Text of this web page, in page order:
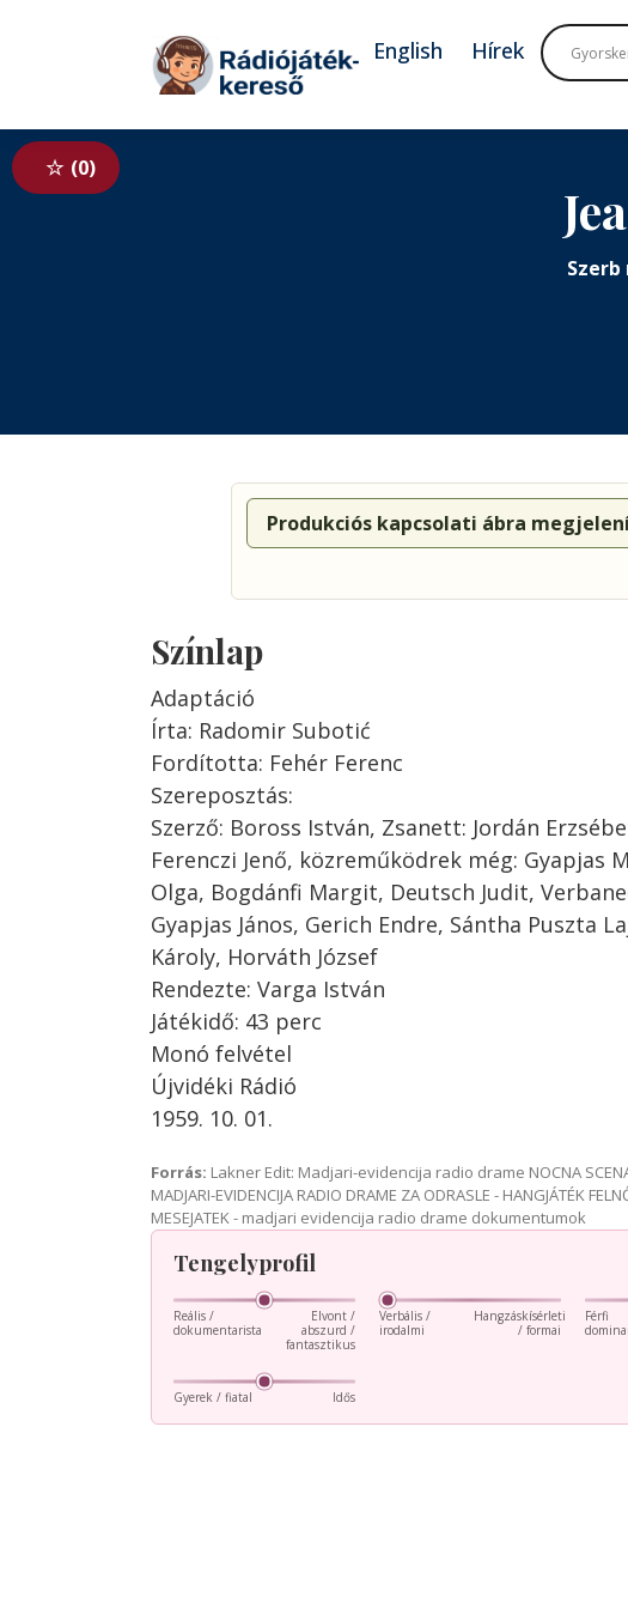
Tovább a tartalomhoz
English Hírek
0
Produkciós kapcsolati ábra
Színlap
Adaptáció
Írta: Radomir Subotić
Fordította: Fehér Ferenc
Szereposztás:
Szerző: Boross István, Zsanett: Jordán
Ferenczi Jenő, közreműködrek még: Gyapjas
Olga, Bogdánfi Margit, Deutsch Judit,
Gyapjas János, Gerich Endre, Sántha Puszta
Károly, Horváth József
Rendezte: Varga István
Játékidő: 43 perc
Monó felvétel
Újvidéki Rádió
1959. 10. 01.
Forrás: Lakner Edit: Madjari-evidencija radio drame NOCNA SCENA
MADJARI-EVIDENCIJA RADIO DRAME ZA ODRASLE - HANGJÁTÉK
MESEJATEK - madjari evidencija radio drame dokumentumok
Tengelyprofil
Reális /
dokumentarista
Elvont /
abszurd /
fantasztikus
Verbális /
irodalmi
Hangzáskísérleti
/ formai
Férfi
Gyerek / fiatal Idős